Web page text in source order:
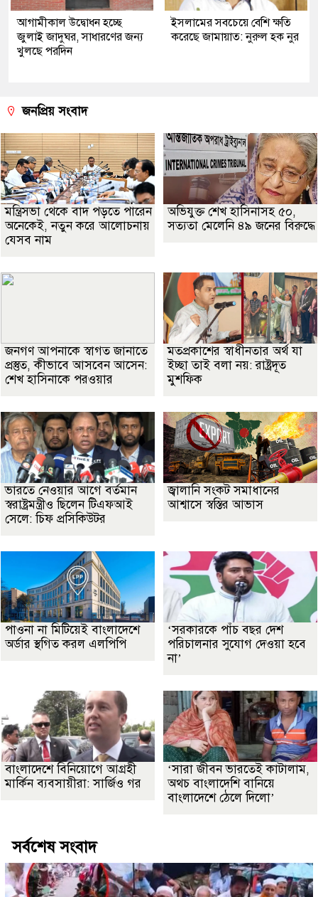
আগামীকাল উদ্বোধন হচ্ছে
জুলাই জাদুঘর, সাধারণের জন্য
খুলছে পরদিন
ইসলামের সবচেয়ে বেশি ক্ষতি
করেছে জামায়াত: নুরুল হক নুর
জনপ্রিয় সংবাদ
মন্ত্রিসভা থেকে বাদ পড়তে পারেন
অনেকেই, নতুন করে আলোচনায়
যেসব নাম
অভিযুক্ত শেখ হাসিনাসহ ৫০,
সত্যতা মেলেনি ৪৯ জনের বিরুদ্ধে
জনগণ আপনাকে স্বাগত জানাতে
প্রস্তুত, কীভাবে আসবেন আসেন:
শেখ হাসিনাকে পরওয়ার
মতপ্রকাশের স্বাধীনতার অর্থ যা
ইচ্ছা তাই বলা নয়: রাষ্ট্রদূত
মুশফিক
ভারতে নেওয়ার আগে বর্তমান
স্বরাষ্ট্রমন্ত্রীও ছিলেন টিএফআই
সেলে: চিফ প্রসিকিউটর
জ্বালানি সংকট সমাধানের
আশ্বাসে স্বস্তির আভাস
পাওনা না মিটিয়েই বাংলাদেশে
অর্ডার স্থগিত করল এলপিপি
‘সরকারকে পাঁচ বছর দেশ
পরিচালনার সুযোগ দেওয়া হবে
না’
বাংলাদেশে বিনিয়োগে আগ্রহী
মার্কিন ব্যবসায়ীরা: সার্জিও গর
‘সারা জীবন ভারতেই কাটালাম,
অথচ বাংলাদেশি বানিয়ে
বাংলাদেশে ঠেলে দিলো’
সর্বশেষ সংবাদ